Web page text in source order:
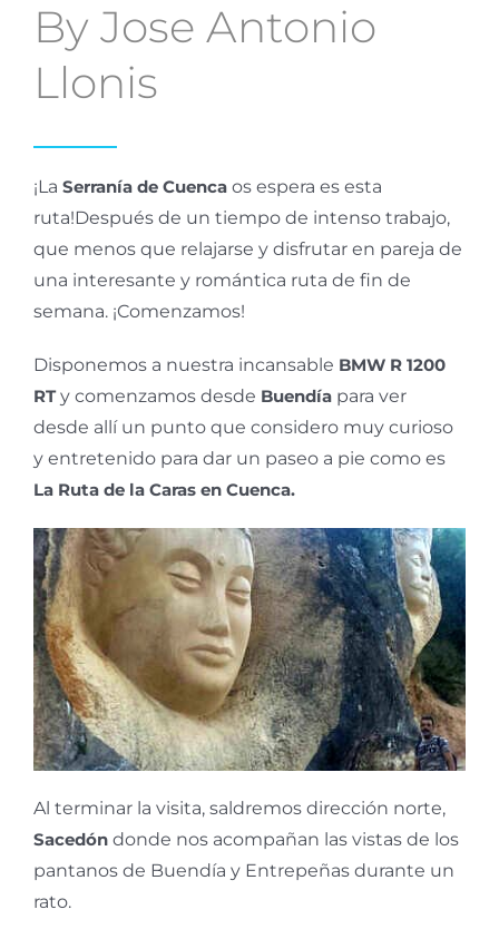
By Jose Antonio
Llonis
¡La Serranía de Cuenca os espera es esta
ruta!Después de un tiempo de intenso trabajo,
que menos que relajarse y disfrutar en pareja de
una interesante y romántica ruta de fin de
semana. ¡Comenzamos!
Disponemos a nuestra incansable BMW R 1200
RTy comenzamos desde Buendía para ver
desde allí un punto que considero muy curioso
y entretenido para dar un paseo a pie como es
La Ruta de la Caras en Cuenca.
Al terminar la visita, saldremos dirección norte,
Sacedón donde nos acompañan las vistas de los
pantanos de Buendía y Entrepeñas durante un
rato.